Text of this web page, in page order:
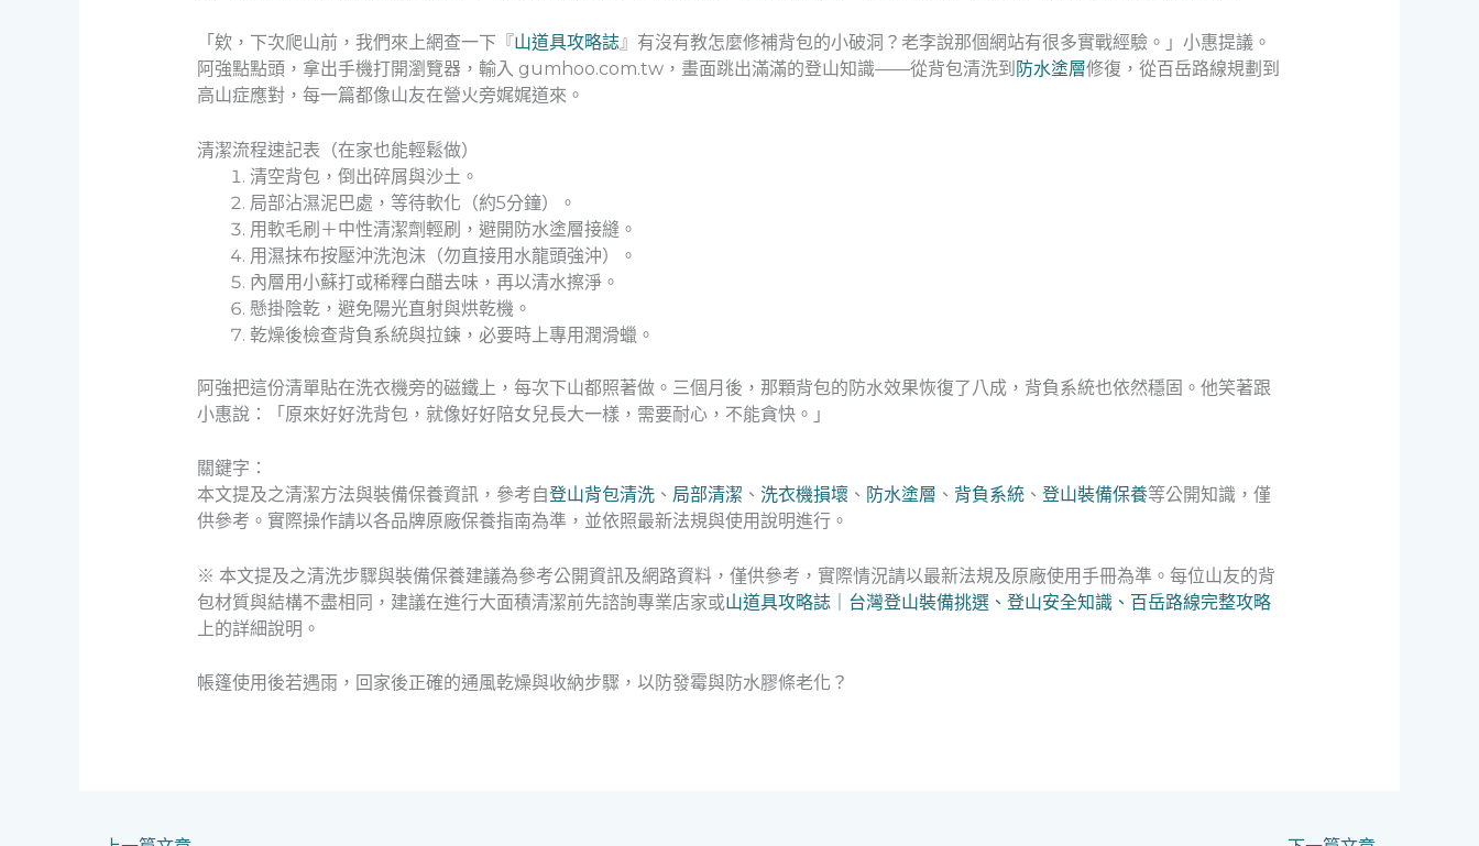
「欸，下次爬山前，我們來上網查一下『山道具攻略誌』有沒有教怎麼修補背包的小破洞？老李說那個網站有很多實戰經驗。」小惠提議。
阿強點點頭，拿出手機打開瀏覽器，輸入 gumhoo.com.tw，畫面跳出滿滿的登山知識——從背包清洗到 防水塗層修復，從百岳路線規劃到
高山症應對，每一篇都像山友在營火旁娓娓道來。
清潔流程速記表（在家也能輕鬆做）
清空背包，倒出碎屑與沙土。
局部沾濕泥巴處，等待軟化（約5分鐘）。
用軟毛刷＋中性清潔劑輕刷，避開防水塗層接縫。
用濕抹布按壓沖洗泡沫（勿直接用水龍頭強沖）。
內層用小蘇打或稀釋白醋去味，再以清水擦淨。
懸掛陰乾，避免陽光直射與烘乾機。
乾燥後檢查背負系統與拉鍊，必要時上專用潤滑蠟。
阿強把這份清單貼在洗衣機旁的磁鐵上，每次下山都照著做。三個月後，那顆背包的防水效果恢復了八成，背負系統也依然穩固。他笑著跟
小惠說：「原來好好洗背包，就像好好陪女兒長大一樣，需要耐心，不能貪快。」
關鍵字：
本文提及之清潔方法與裝備保養資訊，參考自登山背包清洗、 局部清潔 、 洗衣機損壞 、 防水塗層 、 背負系統、 登山裝備保養等公開知識，僅
供參考。實際操作請以各品牌原廠保養指南為準，並依照最新法規與使用說明進行。
※ 本文提及之清洗步驟與裝備保養建議為參考公開資訊及網路資料，僅供參考，實際情況請以最新法規及原廠使用手冊為準。每位山友的背
包材質與結構不盡相同，建議在進行大面積清潔前先諮詢專業店家或山道具攻略誌｜台灣登山裝備挑選、登山安全知識、百岳路線完整攻略
上的詳細說明。
帳篷使用後若遇雨，回家後正確的通風乾燥與收納步驟，以防發霉與防水膠條老化？